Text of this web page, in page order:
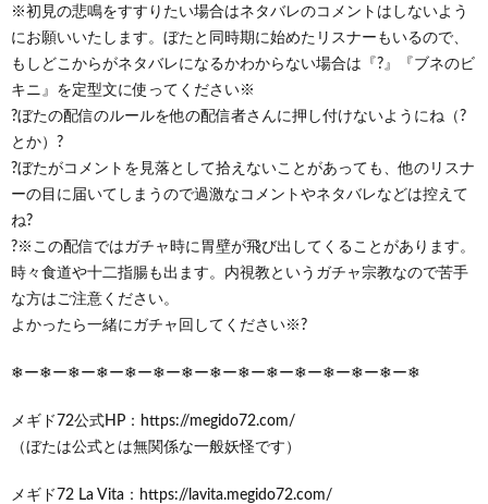
※初見の悲鳴をすすりたい場合はネタバレのコメントはしないよう
にお願いいたします。ぼたと同時期に始めたリスナーもいるので、
もしどこからがネタバレになるかわからない場合は『?』『ブネのビ
キニ』を定型文に使ってください※
?ぼたの配信のルールを他の配信者さんに押し付けないようにね（?
とか）?
?ぼたがコメントを見落として拾えないことがあっても、他のリスナ
ーの目に届いてしまうので過激なコメントやネタバレなどは控えて
ね?
?※この配信ではガチャ時に胃壁が飛び出してくることがあります。
時々食道や十二指腸も出ます。内視教というガチャ宗教なので苦手
な方はご注意ください。
よかったら一緒にガチャ回してください※?
❄ー❄ー❄ー❄ー❄ー❄ー❄ー❄ー❄ー❄ー❄ー❄ー❄ー❄ー❄
メギド72公式HP：https://megido72.com/
（ぼたは公式とは無関係な一般妖怪です）
メギド72 La Vita：https://lavita.megido72.com/